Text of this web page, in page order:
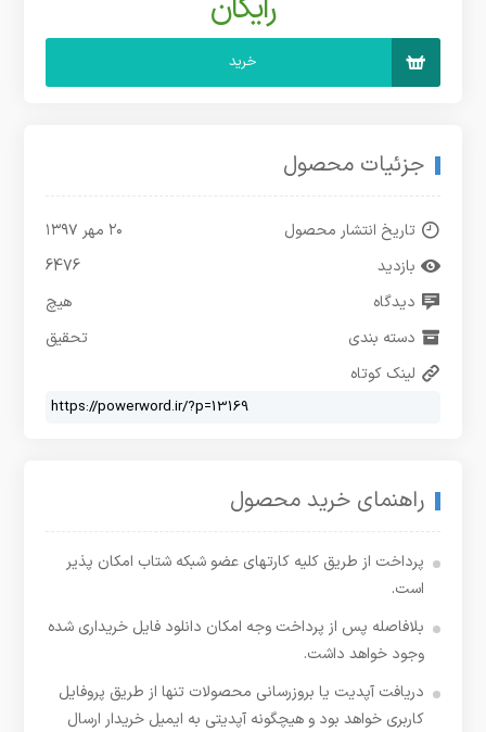
خرید
جزئیات محصول
تاریخ انتشار محصول
۲۰ مهر ۱۳۹۷
بازدید
6476
دیدگاه
هیچ
دسته بندی
تحقیق
لینک کوتاه
راهنمای خرید محصول
پرداخت از طریق کلیه کارتهای عضو شبکه شتاب امکان پذیر
است.
بلافاصله پس از پرداخت وجه امکان دانلود فایل خریداری شده
وجود خواهد داشت.
دریافت آپدیت یا بروزرسانی محصولات تنها از طریق پروفایل
کاربری خواهد بود و هیچگونه آپدیتی به ایمیل خریدار ارسال